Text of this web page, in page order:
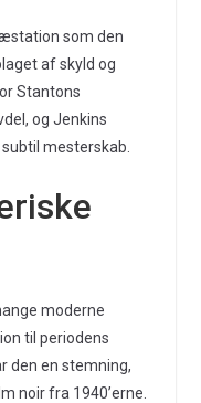
som den
af skyld og
Stantons
og Jenkins
mesterskab.
moderne
til periodens
den en stemning,
noir fra 1940’erne.